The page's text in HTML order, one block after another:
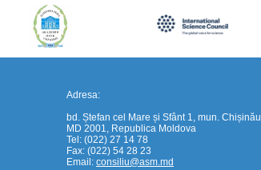
Adresa:
bd. Ștefan cel Mare și Sfânt 1, mun. Chișinău
MD 2001, Republica Moldova
Tel: (022) 27 14 78
Fax: (022) 54 28 23
Email: consiliu@asm.md